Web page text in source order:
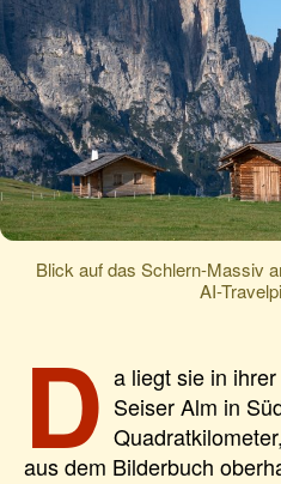
Blick auf das Schlern-Massiv
AI-
D a liegt sie in
Seiser Alm in
aus dem Bilderbuch